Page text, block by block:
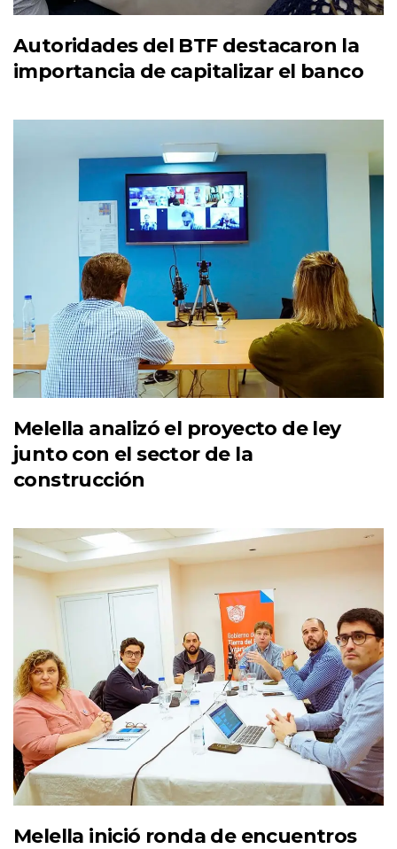
Autoridades del BTF destacaron la
importancia de capitalizar el banco
Melella analizó el proyecto de ley
junto con el sector de la
construcción
Melella inició ronda de encuentros